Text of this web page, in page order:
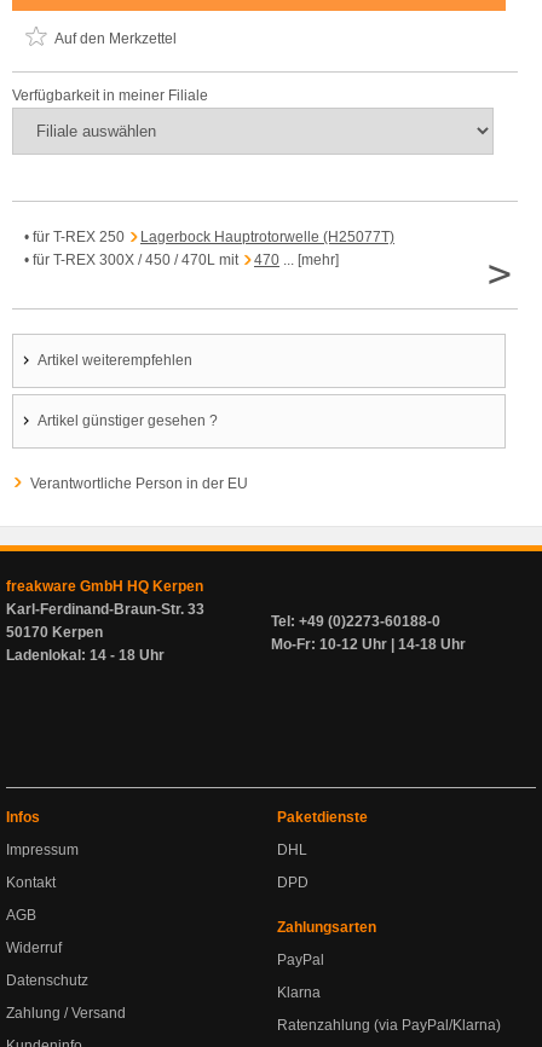
Auf den Merkzettel
Verfügbarkeit in meiner Filiale
• für T-REX 250
Lagerbock Hauptrotorwelle (H25077T)
• für T-REX 300X / 450 / 470L mit
470 ... [mehr] >
Artikel weiterempfehlen
Artikel günstiger gesehen ?
Verantwortliche Person in der EU
freakware GmbH HQ Kerpen
Karl-Ferdinand-Braun-Str. 33
50170 Kerpen
Ladenlokal: 14 - 18 Uhr
Tel: +49 (0)2273-60188-0
Mo-Fr: 10-12 Uhr | 14-18 Uhr
Infos
Impressum
Kontakt
AGB
Widerruf
Datenschutz
Zahlung / Versand
Paketdienste
DHL
DPD
Zahlungsarten
PayPal
Klarna
Ratenzahlung (via PayPal/Klarna)